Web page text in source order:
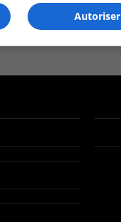
Autoriser